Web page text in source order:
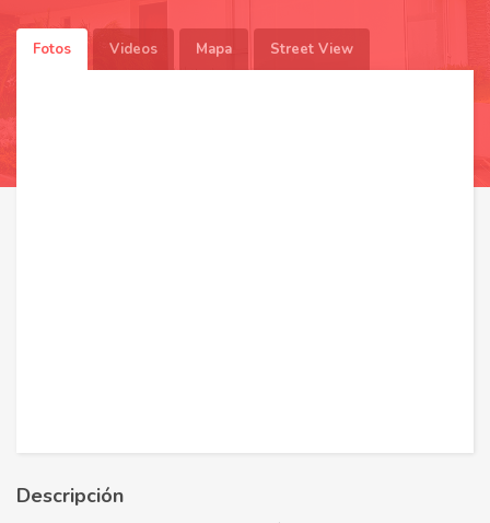
Fotos Videos Mapa Street View
Descripción